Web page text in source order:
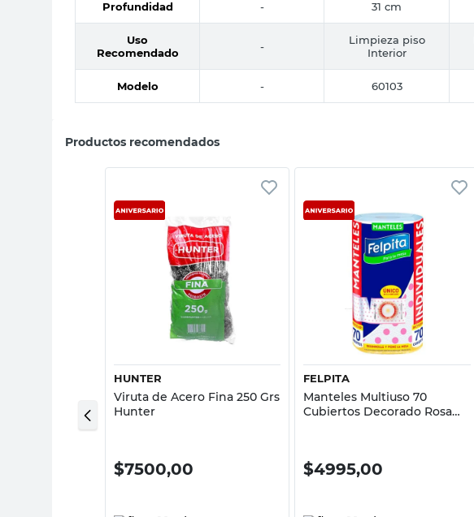
Profundidad - 31 cm
Uso
Recomendado
-
Limpieza piso
Interior
Modelo - 60103
Productos recomendados
Vista rápida
HUNTER
Viruta de Acero Fina 250 Grs
Hunter
$7500,00
Vista rápida
FELPITA
Manteles Multiuso 70
Cubiertos Decorado Rosa
$4995,00